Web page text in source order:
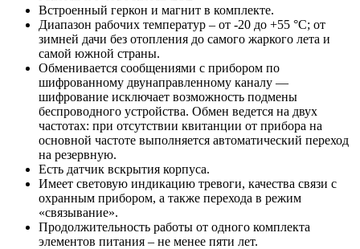
Встроенный геркон и магнит в комплекте.
Диапазон рабочих температур – от -20 до +55 °С; от
зимней дачи без отопления до самого жаркого лета и
самой южной страны.
Обменивается сообщениями с прибором по
шифрованному двунаправленному каналу —
шифрование исключает возможность подмены
беспроводного устройства. Обмен ведется на двух
частотах: при отсутствии квитанции от прибора на
основной частоте выполняется автоматический переход
на резервную.
Есть датчик вскрытия корпуса.
Имеет световую индикацию тревоги, качества связи с
охранным прибором, а также перехода в режим
«связывание».
Продолжительность работы от одного комплекта
элементов питания – не менее пяти лет.